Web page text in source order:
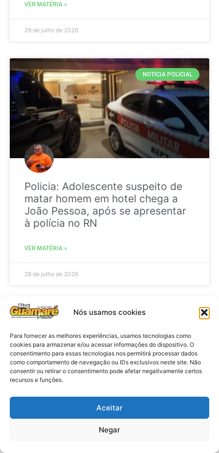
Nós usamos cookies
Para fornecer as melhores experiências, usamos tecnologias como
cookies para armazenar e/ou acessar informações do dispositivo. O
consentimento para essas tecnologias nos permitirá processar dados
como comportamento de navegação ou IDs exclusivos neste site. Não
consentir ou retirar o consentimento pode afetar negativamente certos
recursos e funções.
Aceitar
Negar
VER MATÉRIA »
29 de julho de 2026
NOTICIA POLICIAL
Policia: Adolescente suspeito de
matar homem em hotel chega a
João Pessoa, após se apresentar
à polícia no RN
VER MATÉRIA »
28 de julho de 2026
Eleições 2026: procuradores e